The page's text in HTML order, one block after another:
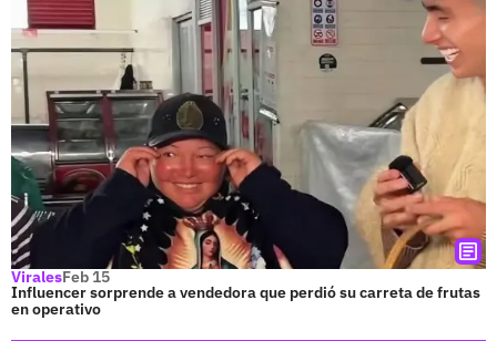
ViralesFeb 15
Influencer sorprende a vendedora que perdió su carreta de frutas
en operativo